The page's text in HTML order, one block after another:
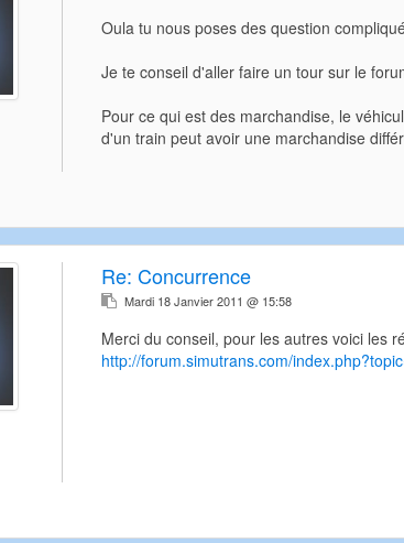
Oula tu nous poses des question
Je te conseil d'aller faire un tour sur le
Pour ce qui est des marchandise, le
d'un train peut avoir une marchandise
Re: Concurrence
Mardi 18 Janvier 2011 @ 15:58
Merci du conseil, pour les autres voici les
http://forum.simutrans.com/